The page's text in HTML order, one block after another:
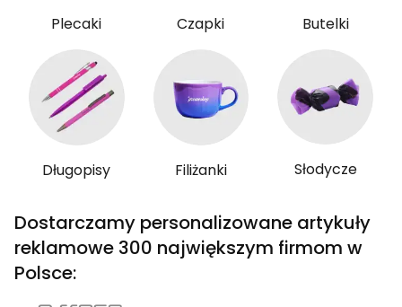
Plecaki Czapki Butelki
Długopisy Filiżanki Słodycze
Dostarczamy personalizowane artykuły
reklamowe 300 największym firmom w
Polsce: